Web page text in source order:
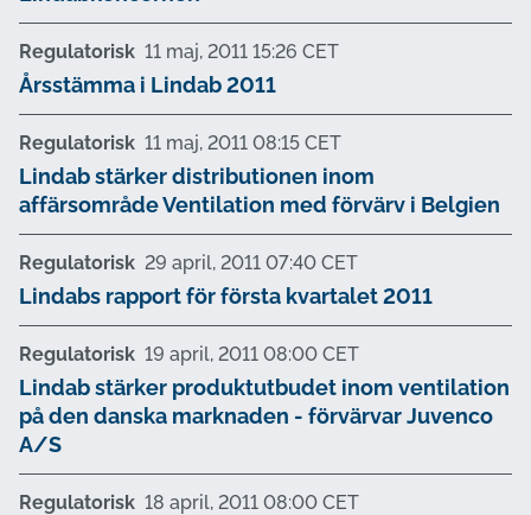
Regulatorisk 11 maj, 2011 15:26 CET
Årsstämma i Lindab 2011
Regulatorisk 11 maj, 2011 08:15 CET
Lindab stärker distributionen inom
affärsområde Ventilation med förvärv i Belgien
Regulatorisk 29 april, 2011 07:40 CET
Lindabs rapport för första kvartalet 2011
Regulatorisk 19 april, 2011 08:00 CET
Lindab stärker produktutbudet inom ventilation
på den danska marknaden - förvärvar Juvenco
A/S
Regulatorisk 18 april, 2011 08:00 CET